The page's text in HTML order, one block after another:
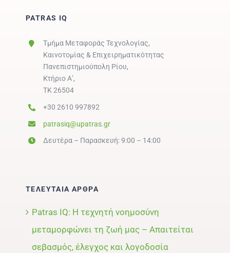
PATRAS IQ
Τμήμα Μεταφοράς Τεχνολογίας,
Καινοτομίας & Επιχειρηματικότητας
Πανεπιστημιούπολη Ρίου,
Κτήριο Α’,
ΤΚ 26504
+30 2610 997892
patrasiq@upatras.gr
Δευτέρα – Παρασκευή: 9:00 – 14:00
ΤΕΛΕΥΤΑΙΑ ΑΡΘΡΑ
Patras IQ: Η τεχνητή νοημοσύνη
μεταμορφώνει τη ζωή μας – Απαιτείται
σεβασμός, έλεγχος και λογοδοσία